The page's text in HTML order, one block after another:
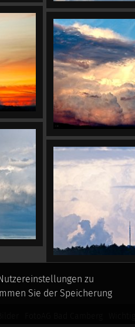
zu
Sie der Speicherung